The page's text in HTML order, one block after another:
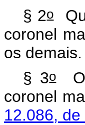
§ 2o
coronel
os demais.
§ 3oO
coronel
12.086, de